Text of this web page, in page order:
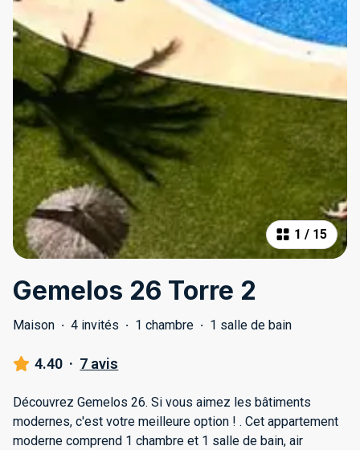
1 / 15
Gemelos 26 Torre 2
Maison · 4 invités · 1 chambre · 1 salle de bain
4.40 · 7 avis
Découvrez Gemelos 26. Si vous aimez les bâtiments
modernes, c'est votre meilleure option ! . Cet appartement
moderne comprend 1 chambre et 1 salle de bain, air